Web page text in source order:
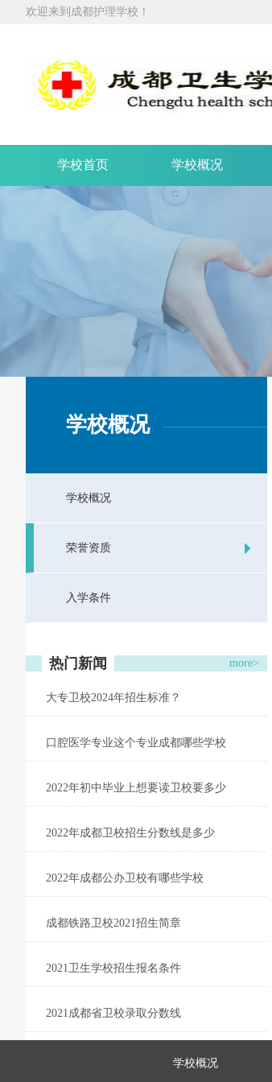
欢迎来到成都护理学校！
学校首页 学校概况
学校概况
学校概况
荣誉资质
入学条件
热门新闻 more>
大专卫校2024年招生标准？
口腔医学专业这个专业成都哪些学校
2022年初中毕业上想要读卫校要多少
2022年成都卫校招生分数线是多少
2022年成都公办卫校有哪些学校
成都铁路卫校2021招生简章
2021卫生学校招生报名条件
2021成都省卫校录取分数线
学校概况